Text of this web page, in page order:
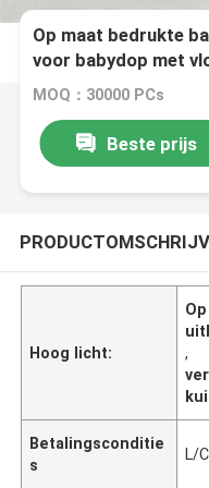
Op maat bedrukte
voor babydop met
MOQ：30000 PCs
Beste prijs
Hoog licht:
,
Betalingsconditie
s
L/